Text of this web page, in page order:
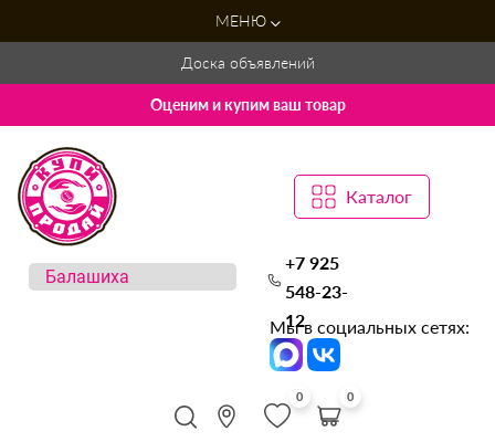
МЕНЮ
Доска объявлений
Оценим и купим ваш товар
Каталог
+7 925
548-23-
12
Мы в социальных сетях:
0 0